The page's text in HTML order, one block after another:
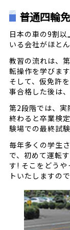
普通四輪
日本の車の9割
いる会社がほとん
教習の流れは、
転操作を学びます
そして、仮免許
事合格した後は
第2段階では、実
終わると卒業検定
験場での最終試
毎年多くの学生
で、初めて運転
す! そこをどうや
トいたしますの